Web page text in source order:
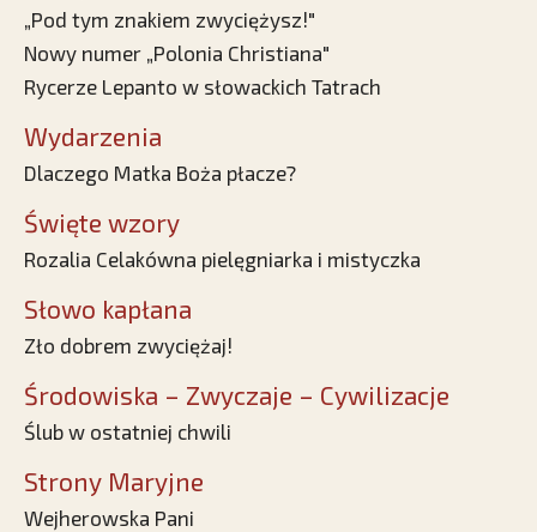
„Pod tym znakiem zwyciężysz!"
Nowy numer „Polonia Christiana"
Rycerze Lepanto w słowackich Tatrach
Wydarzenia
Dlaczego Matka Boża płacze?
Święte wzory
Rozalia Celakówna pielęgniarka i mistyczka
Słowo kapłana
Zło dobrem zwyciężaj!
Środowiska – Zwyczaje – Cywilizacje
Ślub w ostatniej chwili
Strony Maryjne
Wejherowska Pani